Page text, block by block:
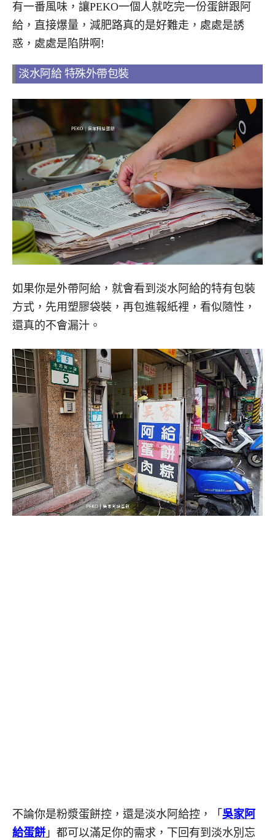
有一番風味，讓PEKO一個人就吃完一份蛋餅跟阿
給，直接爆量，減肥路真的是好難走，處處是誘
惑，處處是陷阱啊!
淡水阿給 特殊外帶包裝
如果你是外帶阿給，就會看到淡水阿給的特有包裝
方式，先用塑膠袋裝，再包進報紙裡，看似隨性，
還真的不會漏汁。
不論你是粉漿蛋餅控，還是淡水阿給控，「 吳家阿
給蛋餅 」都可以滿足你的需求，下回有到淡水別忘